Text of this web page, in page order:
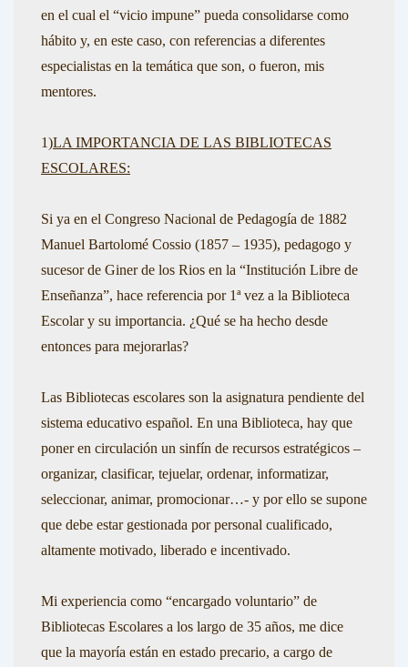
en el cual el “vicio impune” pueda consolidarse como
hábito y, en este caso, con referencias a diferentes
especialistas en la temática que son, o fueron, mis
mentores.
1)LA IMPORTANCIA DE LAS BIBLIOTECAS
ESCOLARES:
Si ya en el Congreso Nacional de Pedagogía de 1882
Manuel Bartolomé Cossio (1857 – 1935), pedagogo y
sucesor de Giner de los Rios en la “Institución Libre de
Enseñanza”, hace referencia por 1ª vez a la Biblioteca
Escolar y su importancia. ¿Qué se ha hecho desde
entonces para mejorarlas?
Las Bibliotecas escolares son la asignatura pendiente del
sistema educativo español. En una Biblioteca, hay que
poner en circulación un sinfín de recursos estratégicos –
organizar, clasificar, tejuelar, ordenar, informatizar,
seleccionar, animar, promocionar…- y por ello se supone
que debe estar gestionada por personal cualificado,
altamente motivado, liberado e incentivado.
Mi experiencia como “encargado voluntario” de
Bibliotecas Escolares a los largo de 35 años, me dice
que la mayoría están en estado precario, a cargo de